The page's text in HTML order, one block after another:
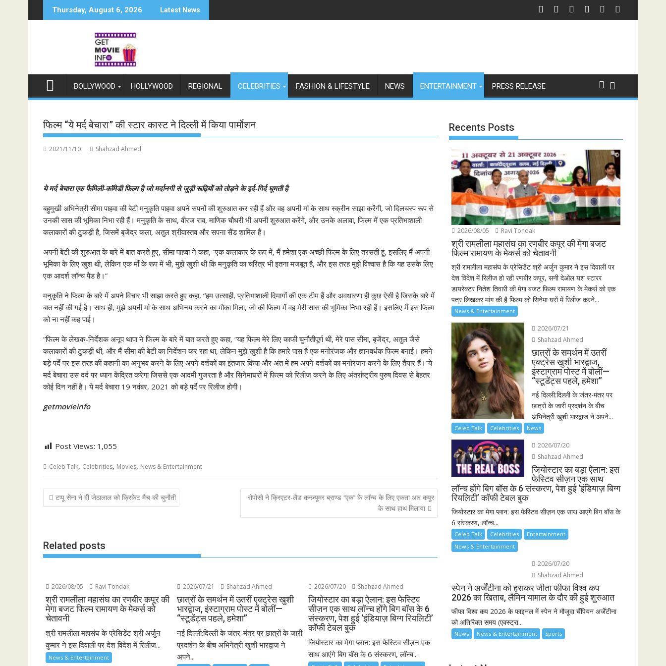
to
Thursday, August 6, 2026 Latest News
BOLLYWOOD HOLLYWOOD REGIONAL CELEBRITIES FASHION & LIFESTYLE NEWS ENTERTAINMENT PRESS RELEASE
फिल्म “ये मर्द बेचारा” की स्टार कास्ट ने दिल्ली में किया पार्मोशन
2021/11/10 Shahzad Ahmed
ये मर्द बेचारा एक फैमिली-कॉमेडी फिल्म है जो मर्दानगी से जुड़ी रूढ़ियों को तोड़ने के इर्द-गिर्द घूमती है
बहुमुखी अभिनेत्री सीमा पाहवा की बेटी मनुकृति पाहवा अपने सपनों की शुरुआत कर रही हैं और वह अपनी मां के साथ स्क्रीन साझा करेंगी, जो दिलचस्प रूप से
उनकी सास की भूमिका निभा रही हैं। मनुकृति के साथ, वीरज राव, माणिक चौधरी भी अपनी शुरुआत करेंगे, और उनके अलावा, फिल्म में एक प्रतिभाशाली
कलाकारों की टुकड़ी है, जिसमें बृजेंद्र कला, अतुल श्रीवास्तव और सपना सैंड शामिल हैं।
अपनी बेटी की शुरुआत के बारे में बात करते हुए, सीमा पाहवा ने कहा, “एक कलाकार के रूप में, मैं हमेशा एक अच्छी फिल्म के लिए तरसती हूं, इसलिए मैं अपनी
भूमिका के लिए खुश थी, लेकिन एक माँ के रूप में भी, मुझे खुशी थी कि मनुकृति का चरित्र भी इतना मजबूत है, और इस तरह मुझे विश्वास है कि यह उसके लिए
एक आदर्श लॉन्च पैड है।”
मनुकृति ने फिल्म के बारे में अपने विचार भी साझा करते हुए कहा, “हम उत्साही, प्रतिभाशाली दिमागों की एक टीम हैं और अवधारणा ही कुछ ऐसी है जिसके बारे में
बात नहीं की गई है। साथ ही, मुझे अपनी मां के साथ अभिनय करने का मौका मिला, जो की फिल्म में वह मेरी सास की भूमिका निभा रही हैं। इसलिए मैं इस फिल्म
को ना नहीं कह पाई।
“फिल्म के लेखक-निर्देशक अनूप थापा ने फिल्म के बारे में बात करते हुए कहा, “यह फिल्म मेरे लिए काफी चुनौतीपूर्ण थी, मेरे पास सीमा, बृजेंद्र, अतुल जैसे
कलाकारों की टुकड़ी थी, और मैं सीमा की बेटी का निर्देशन कर रहा था, लेकिन मुझे खुशी है कि हमारे पास है एक मनोरंजक और ज्ञानवर्धक फिल्म बनाई। हमने
बड़े पर्दे पर इस तरह की कहानी का अनुभव करने के लिए अपने दर्शकों का इंतजार किया और अंत में हम अपने दर्शकों का मनोरंजन करने के लिए तैयार हैं।”ये
मर्द बेचारा उस दर्द पर ध्यान केंद्रित करेगा जिससे एक आदमी गुजरता है और सिनेमाघरों में फिल्म को रिलीज करने के लिए अंतर्राष्ट्रीय पुरुष दिवस से बेहतर
कोई दिन नहीं है। ये मर्द बेचारा 19 नवंबर, 2021 को बड़े पर्दे पर रिलीज होगी।
getmovieinfo
Post Views: 1,055
Celeb Talk, Celebrities, Movies, News & Entertainment
Post
navigation
टप्पू सेना ने दी जेठालाल को क्रिकेट मैच की चुनौती
रोपोसो ने क्रिएटर-लैड कन्ज़्यूमर ब्राण्ड ‘‘एक’’ के लाॅन्च के लिए एकता आर कपूर
के साथ हाथ मिलाया
Related posts
2026/08/05 Ravi Tondak
श्री रामलीला महासंघ का रणबीर कपूर की
मेगा बजट फिल्म रामायण के मेकर्स को
चेतावनी
श्री रामलीला महासंघ के प्रेसिडेंट श्री अर्जुन
कुमार ने इस दिवाली पर देश विदेश में रिलीज...
News & Entertainment
2026/07/21 Shahzad Ahmed
छात्रों के समर्थन में उतरीं एक्ट्रेस खुशी
भारद्वाज, इंस्टाग्राम पोस्ट में बोलीं—
“स्टूडेंट्स पहले, हमेशा”
नई दिल्ली:दिल्ली के जंतर-मंतर पर छात्रों के जारी
प्रदर्शन के बीच अभिनेत्री खुशी भारद्वाज ने
अपने...
2026/07/20 Shahzad Ahmed
जियोस्टार का बड़ा ऐलान: इस फेस्टिव
सीज़न एक साथ लॉन्च होंगे बिग बॉस के 6
संस्करण, पेश हुई ‘इंडियाज़ बिग्ग रियलिटी’
कॉफी टेबल बुक
जियोस्टार का मेगा प्लान: इस फेस्टिव सीज़न एक
साथ आएंगे बिग बॉस के 6 संस्करण, लॉन्च...
Recents Posts
2026/08/05 Ravi Tondak
श्री रामलीला महासंघ का रणबीर कपूर की मेगा बजट
फिल्म रामायण के मेकर्स को चेतावनी
श्री रामलीला महासंघ के प्रेसिडेंट श्री अर्जुन कुमार ने इस दिवाली पर
देश विदेश में रिलीज हो रही रणबीर कपूर, सनी देओल यश स्टारर
डायरेक्टर नितेश तिवारी की मेगा बजट फिल्म रामायण के मेकर्स को एक
पत्र लिखकर मांग की है फिल्म को सिनेमा घरों में रिलीज करने...
News & Entertainment
2026/07/21
Shahzad Ahmed
छात्रों के समर्थन में उतरीं
एक्ट्रेस खुशी भारद्वाज,
इंस्टाग्राम पोस्ट में बोलीं—
“स्टूडेंट्स पहले, हमेशा”
नई दिल्ली:दिल्ली के जंतर-मंतर पर
छात्रों के जारी प्रदर्शन के बीच
अभिनेत्री खुशी भारद्वाज ने अपने...
Celeb Talk Celebrities News
2026/07/20
Shahzad Ahmed
जियोस्टार का बड़ा ऐलान: इस
फेस्टिव सीज़न एक साथ
लॉन्च होंगे बिग बॉस के 6 संस्करण, पेश हुई ‘इंडियाज़ बिग्ग
रियलिटी’ कॉफी टेबल बुक
जियोस्टार का मेगा प्लान: इस फेस्टिव सीज़न एक साथ आएंगे बिग बॉस के
6 संस्करण, लॉन्च...
Celeb Talk Celebrities
Entertainment
News & Entertainment
2026/07/20
Shahzad Ahmed
स्पेन ने अर्जेंटीना को हराकर जीता फीफा विश्व कप
2026 का खिताब, लैमिन यामाल के दौर की हुई शुरुआत
फीफा विश्व कप 2026 के फाइनल में स्पेन ने मौजूदा चैंपियन अर्जेंटीना
को अतिरिक्त समय (एक्स्ट्रा...
News News & Entertainment Sports